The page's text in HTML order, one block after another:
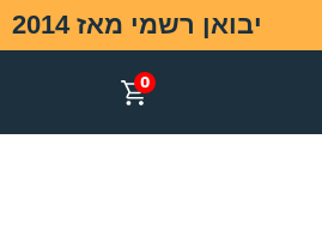
יבואן רשמי מאז 2014
0